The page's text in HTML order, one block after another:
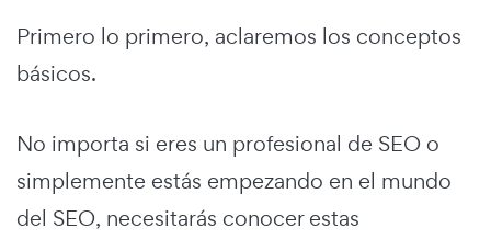
Primero lo primero, aclaremos los conceptos
básicos.
No importa si eres un profesional de SEO o
simplemente estás empezando en el mundo
del SEO, necesitarás conocer estas